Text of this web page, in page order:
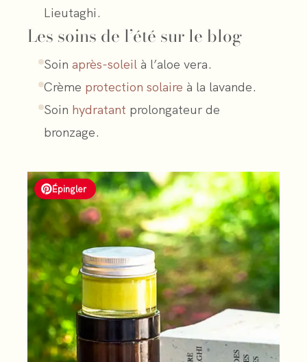
Lieutaghi.
Les soins de l’été sur le blog
Soin après-soleil à l’aloe vera.
Crème protection solaire à la lavande.
Soin hydratant prolongateur de
bronzage.
Épingler